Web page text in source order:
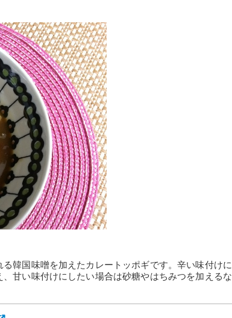
韓国味噌を加えたカレートッポギです。辛い味付けに
甘い味付けにしたい場合は砂糖やはちみつを加えるな